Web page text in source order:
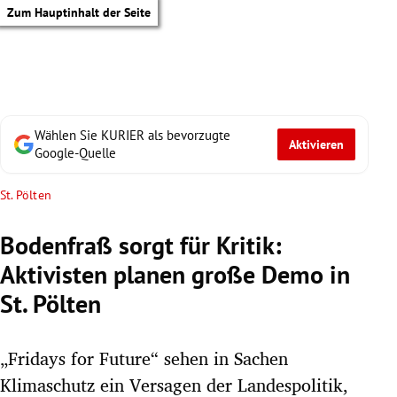
Zum Hauptinhalt der Seite
Untermenü
Wählen Sie KURIER als bevorzugte
Google-Quelle
Aktivieren
St. Pölten
Bodenfraß sorgt für Kritik:
Aktivisten planen große Demo in
St. Pölten
„Fridays for Future“ sehen in Sachen
Klimaschutz ein Versagen der Landespolitik,